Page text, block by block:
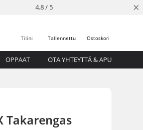
4.8 / 5 ×
Ostoskori
Tallennettu
Tilini
OPPAAT OTA YHTEYTTÄ & APU
Takarengas